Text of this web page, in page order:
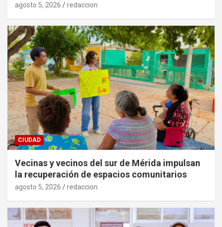
agosto 5, 2026 redaccion
CIUDAD
Vecinas y vecinos del sur de Mérida impulsan
la recuperación de espacios comunitarios
agosto 5, 2026 redaccion